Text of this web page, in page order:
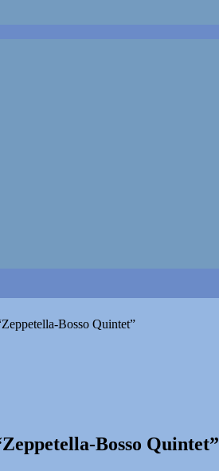
Bosso Quintet”
Bosso Quintet”